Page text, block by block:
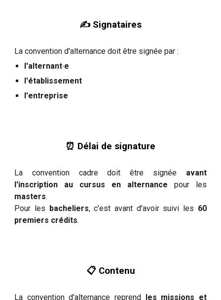
✍️ Signataires
La convention d'alternance doit être signée par :
l'alternant·e
l'établissement
l'entreprise
⏰ Délai de signature
La convention cadre doit être signée avant
l'inscription au cursus en alternance pour les
masters.
Pour les bacheliers, c'est avant d'avoir suivi les 60
premiers crédits.
📋 Contenu
La convention d'alternance reprend les missions et